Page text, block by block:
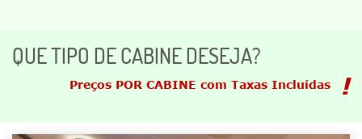
QUE TIPO DE CABINE DESEJA?
Preços POR CABINE com Taxas Incluídas